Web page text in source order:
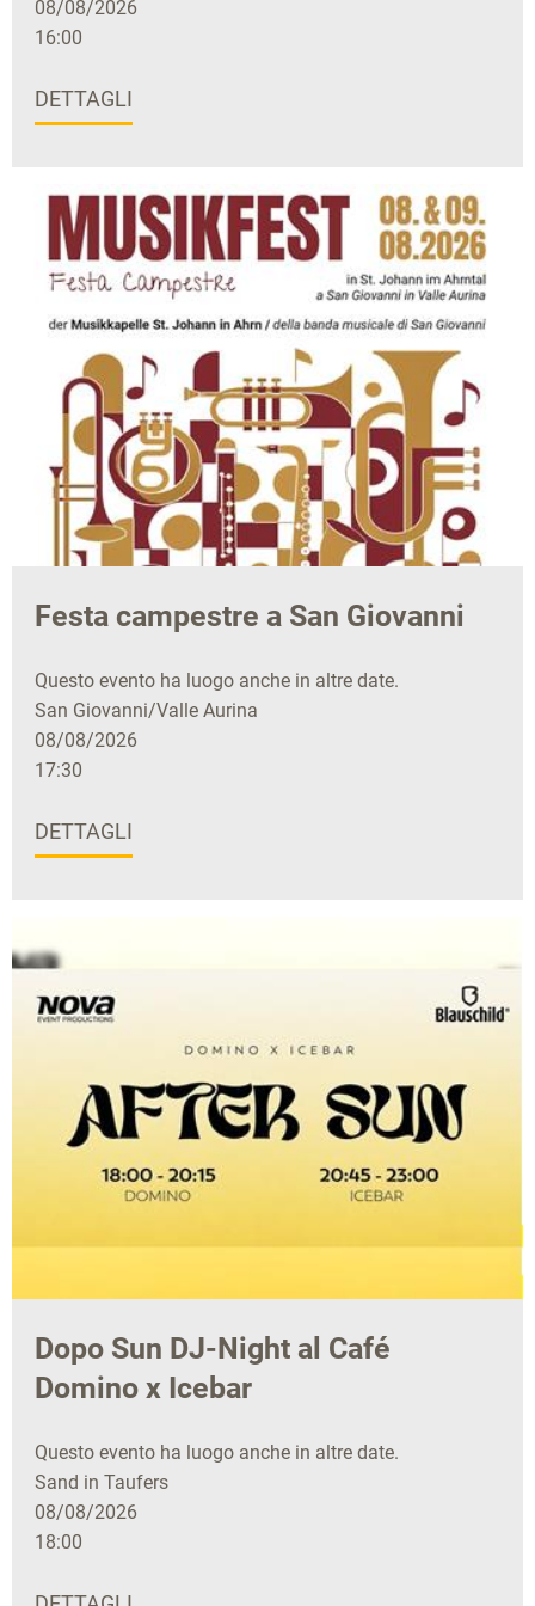
08/08/2026
16:00
DETTAGLI
Festa campestre a San Giovanni
Questo evento ha luogo anche in altre date.
San Giovanni/Valle Aurina
08/08/2026
17:30
DETTAGLI
Dopo Sun DJ-Night al Café
Domino x Icebar
Questo evento ha luogo anche in altre date.
Sand in Taufers
08/08/2026
18:00